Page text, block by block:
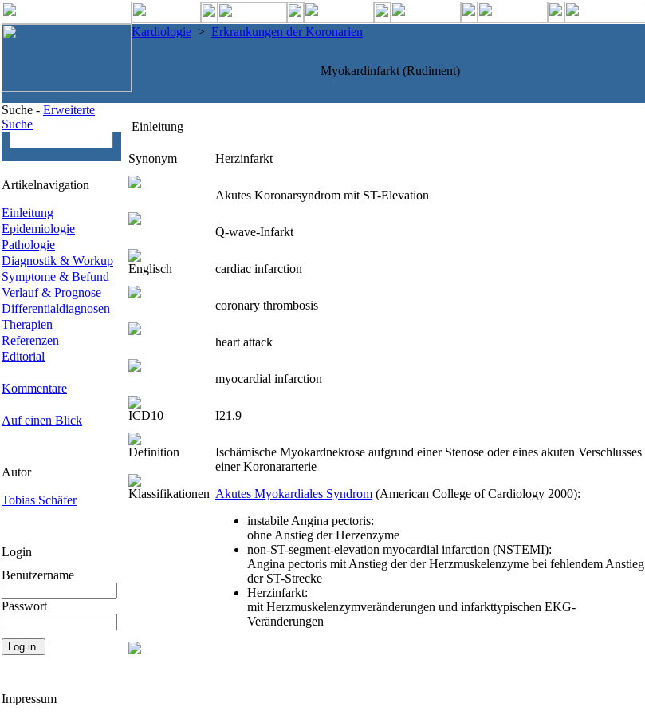
Kardiologie > Erkrankungen der Koronarien
Myokardinfarkt (Rudiment)
Suche - Erweiterte
Suche
Artikelnavigation
Einleitung
Epidemiologie
Pathologie
Diagnostik & Workup
Symptome & Befund
Verlauf & Prognose
Differentialdiagnosen
Therapien
Referenzen
Editorial
Kommentare
Auf einen Blick
Autor
Tobias Schäfer
Login
Benutzername
Passwort
Impressum
Einleitung
Synonym Herzinfarkt
Akutes Koronarsyndrom mit ST-Elevation
Q-wave-Infarkt
Englisch cardiac infarction
coronary thrombosis
heart attack
myocardial infarction
ICD10 I21.9
Definition
Ischämische Myokardnekrose aufgrund einer Stenose oder eines akuten Verschlusses
einer Koronararterie
Klassifikationen Akutes Myokardiales Syndrom (American College of Cardiology 2000):
instabile Angina pectoris:
ohne Anstieg der Herzenzyme
non-ST-segment-elevation myocardial infarction (NSTEMI):
Angina pectoris mit Anstieg der der Herzmuskelenzyme bei fehlendem Anstieg
der ST-Strecke
Herzinfarkt:
mit Herzmuskelenzymveränderungen und infarkttypischen EKG-
Veränderungen